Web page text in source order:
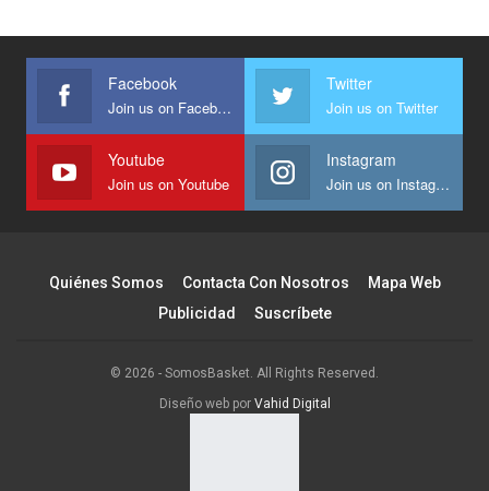
Facebook
Join us on Facebook
Twitter
Join us on Twitter
Youtube
Join us on Youtube
Instagram
Join us on Instagram
Quiénes Somos Contacta Con Nosotros
Mapa Web
Publicidad
Suscríbete
© 2026 - SomosBasket. All Rights Reserved.
Diseño web por Vahid Digital